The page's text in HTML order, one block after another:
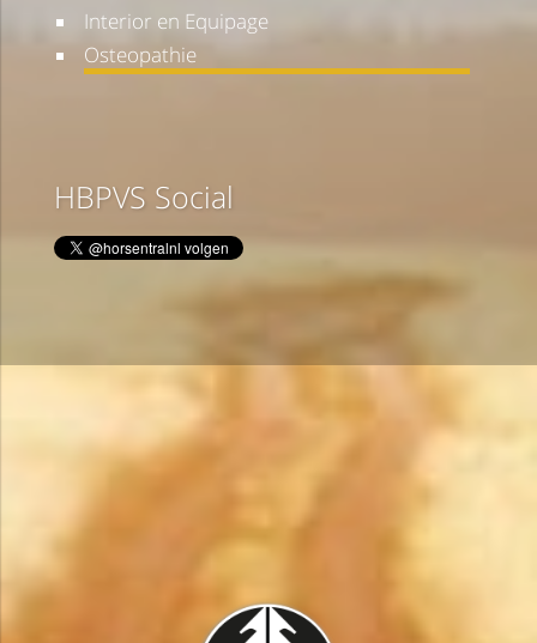
Interior en Equipage
Osteopathie
HBPVS Social